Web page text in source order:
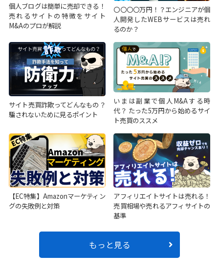
個人ブログは簡単に売却できる！
売れるサイトの特徴をサイト
M&Aのプロが解説
〇〇〇〇万円！？エンジニアが個
人開発したWEBサービスは売れ
るのか？
サイト売買詐欺ってどんなもの？
騙されないために見るポイント
いまは副業で個人M&Aする時
代？ たった5万円から始めるサイ
ト売買のススメ
【EC特集】Amazonマーケティン
グの失敗例と対策
アフィリエイトサイトは売れる！
売買相場や売れるアフィサイトの
基準
もっと見る